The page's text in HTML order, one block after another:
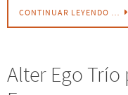
CONTINUAR LEYENDO …
Alter Ego Trío